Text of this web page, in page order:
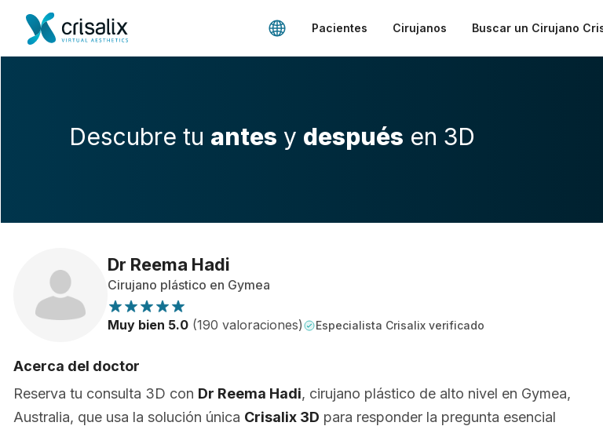
Pacientes Cirujanos Buscar un Cirujano
Descubre tu antes y después en 3D
Dr Reema Hadi
Cirujano plástico en Gymea
Muy bien 5.0 (190 valoraciones) Especialista Crisalix verificado
Acerca del doctor
Reserva tu consulta 3D con Dr Reema Hadi, cirujano plástico de alto nivel en Gymea,
Australia, que usa la solución única Crisalix 3D para responder la pregunta esencial